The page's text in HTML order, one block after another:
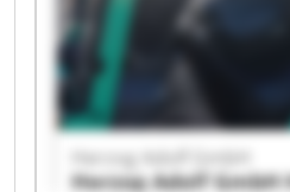
Herzog Adolf GmbH
Herzog Adolf GmbH